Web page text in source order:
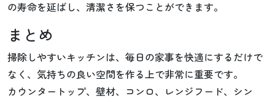
の寿命を延ばし、清潔さを保つことができます。
まとめ
掃除しやすいキッチンは、毎日の家事を快適にするだけで
なく、気持ちの良い空間を作る上で非常に重要です。
カウンタートップ、壁材、コンロ、レンジフード、シン